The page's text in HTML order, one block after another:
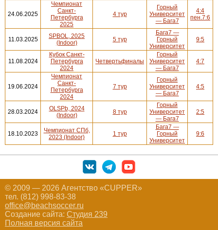
24.06.2025
Чемпионат
Санкт-
Петербурга
2025
4 тур
Горный
Университет
— Бага7
4:4
пен.7:6
11.03.2025
SPBOL, 2025
(Indoor)
5 тур
Бага7 —
Горный
Университет
9:5
11.08.2024
Кубок Санкт-
Петербурга
2024
Четвертьфиналы
Горный
Университет
— Бага7
4:7
19.06.2024
Чемпионат
Санкт-
Петербурга
2024
7 тур
Горный
Университет
— Бага7
4:5
28.03.2024
OLSPb, 2024
(Indoor)
8 тур
Горный
Университет
— Бага7
2:5
18.10.2023
Чемпионат СПб,
2023 (Indoor)
1 тур
Бага7 —
Горный
Университет
9:6
© 2009 — 2026 Агентство «CUPPER»
тел. (812) 998-83-38
office@beachsoccer.ru
Создание сайта: Студия 239
Полная версия сайта